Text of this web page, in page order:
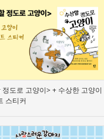
정도로 고양이> + 수상한 고양이
스티커